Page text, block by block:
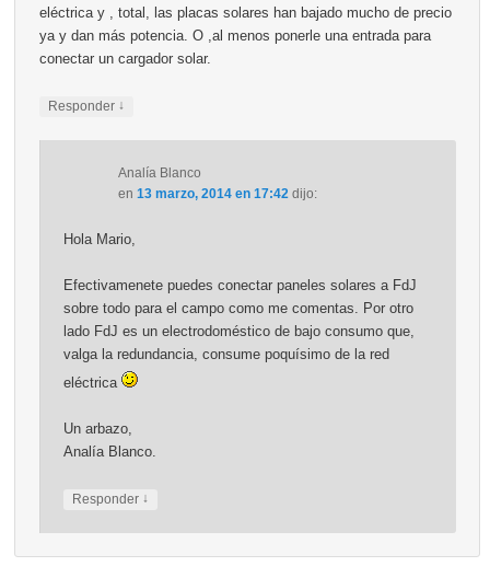
eléctrica y , total, las placas solares han bajado mucho de precio
ya y dan más potencia. O ,al menos ponerle una entrada para
conectar un cargador solar.
Responder ↓
Analía Blanco
en 13 marzo, 2014 en 17:42 dijo:
Hola Mario,
Efectivamenete puedes conectar paneles solares a FdJ
sobre todo para el campo como me comentas. Por otro
lado FdJ es un electrodoméstico de bajo consumo que,
valga la redundancia, consume poquísimo de la red
eléctrica
Un arbazo,
Analía Blanco.
Responder ↓